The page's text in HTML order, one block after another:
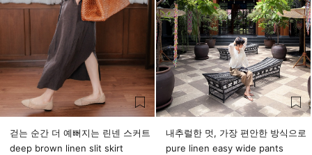
걷는 순간 더 예뻐지는 린넨 스커트
deep brown linen slit skirt
내추럴한 멋, 가장 편안한 방식으로
pure linen easy wide pants